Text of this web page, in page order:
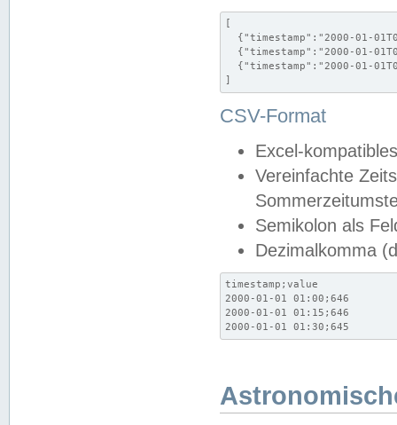
[
{"timestamp":"2000-01-
{"timestamp":"2000-01-
{"timestamp":"2000-01-
]
CSV-Format
Excel-
Vereinfachte
Semikolon als
Dezimalkomma
timestamp;value
2000-01-01 01:00;646
2000-01-01 01:15;646
2000-01-01 01:30;645